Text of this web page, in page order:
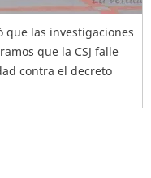
que las investigaciones
que la CSJ falle
contra el decreto